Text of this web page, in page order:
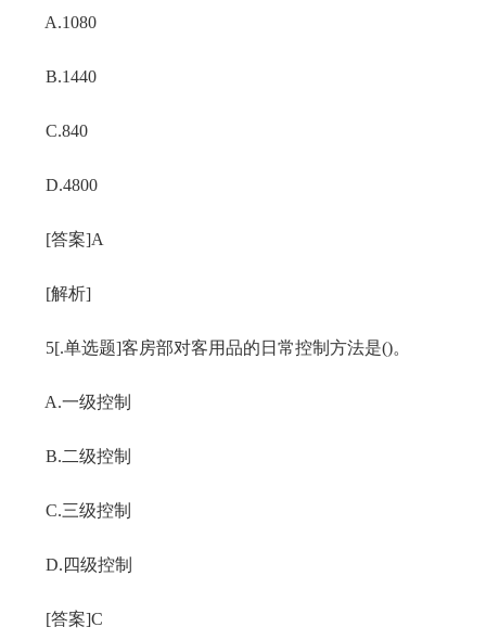
A.1080
B.1440
C.840
D.4800
[答案]A
[解析]
5[.单选题]客房部对客用品的日常控制方法是()。
A.一级控制
B.二级控制
C.三级控制
D.四级控制
[答案]C